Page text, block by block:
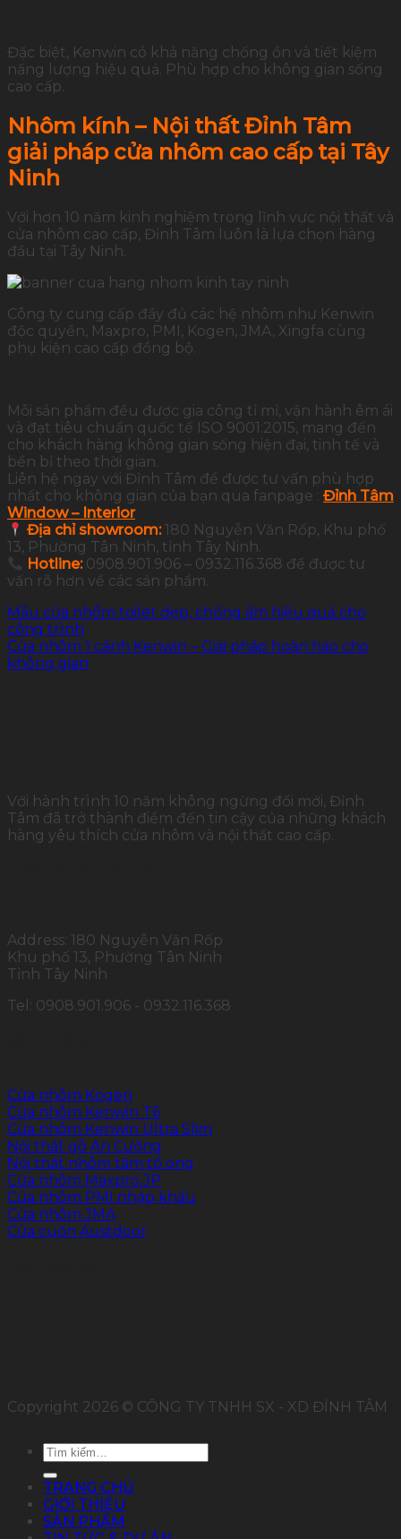
Đặc biệt, Kenwin có khả năng chống ồn và tiết kiệm
năng lượng hiệu quả. Phù hợp cho không gian sống
cao cấp.
Nhôm kính – Nội thất Đỉnh Tâm
giải pháp cửa nhôm cao cấp tại Tây
Ninh
Với hơn 10 năm kinh nghiệm trong lĩnh vực nội thất và
cửa nhôm cao cấp, Đỉnh Tâm luôn là lựa chọn hàng
đầu tại Tây Ninh.
Công ty cung cấp đầy đủ các hệ nhôm như Kenwin
độc quyền, Maxpro, PMI, Kogen, JMA, Xingfa cùng
phụ kiện cao cấp đồng bộ.
Mỗi sản phẩm đều được gia công tỉ mỉ, vận hành êm ái
và đạt tiêu chuẩn quốc tế ISO 9001:2015, mang đến
cho khách hàng không gian sống hiện đại, tinh tế và
bền bỉ theo thời gian.
Liên hệ ngay với Đỉnh Tâm để được tư vấn phù hợp
nhất cho không gian của bạn qua fanpage : Đỉnh Tâm
Window – Interior
Địa chỉ showroom:180 Nguyễn Văn Rốp, Khu phố
13, Phường Tân Ninh, tỉnh Tây Ninh.
Hotline: 0908.901.906 – 0932.116.368 để được tư
vấn rõ hơn về các sản phẩm.
Mẫu cửa nhôm toilet đẹp, chống ẩm hiệu quả cho
công trình
Cửa nhôm 1 cánh Kenwin – Giải pháp hoàn hảo cho
không gian
Với hành trình 10 năm không ngừng đổi mới, Đỉnh
Tâm đã trở thành điểm đến tin cậy của những khách
hàng yêu thích cửa nhôm và nội thất cao cấp.
Address: 180 Nguyễn Văn Rốp
Khu phố 13, Phường Tân Ninh
Tỉnh Tây Ninh
Tel: 0908.901.906 - 0932.116.368
Cửa nhôm Kogen
Cửa nhôm Kenwin T6
Cửa nhôm Kenwin Ultra Slim
Nội thất gỗ An Cường
Nội thất nhôm tấm tổ ong
Cửa nhôm Maxpro.JP
Cửa nhôm PMI nhập khẩu
Cửa nhôm JMA
Cửa cuốn Austdoor
Copyright 2026 © CÔNG TY TNHH SX - XD ĐỈNH TÂM
Tìm
kiếm:
TRANG CHỦ
GIỚI THIỆU
SẢN PHẨM